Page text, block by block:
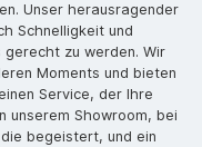
Unser herausragender
Schnelligkeit und
gerecht zu werden. Wir
Moments und bieten
Service, der Ihre
unserem Showroom, bei
begeistert, und ein